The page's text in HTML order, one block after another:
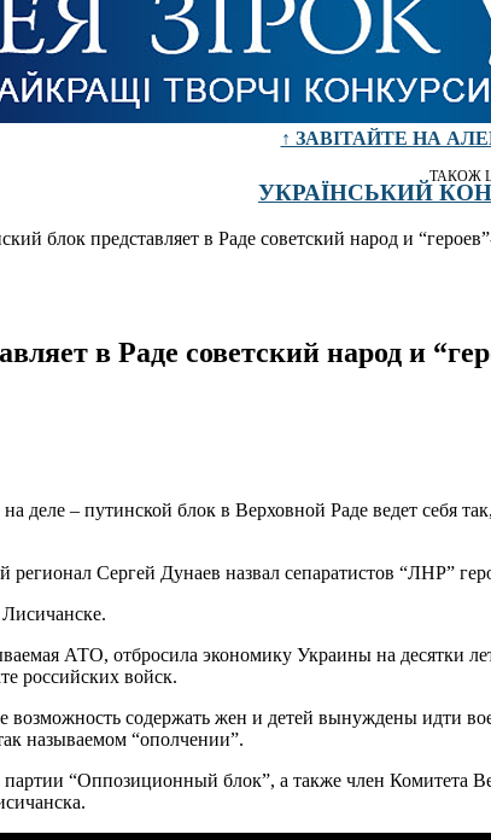
↑ ЗАВІТАЙТЕ НА
ТАКОЖ
УКРАЇНСЬКИЙ
блок представляет в Раде советский народ и
в Раде советский народ и
деле – путинской блок в Верховной Раде ведет себя
Сергей Дунаев назвал сепаратистов “ЛНР”
АТО, отбросила экономику Украины на десятки
российских войск.
возможность содержать жен и детей вынуждены идти
называемом “ополчении”.
“Оппозиционный блок”, а также член